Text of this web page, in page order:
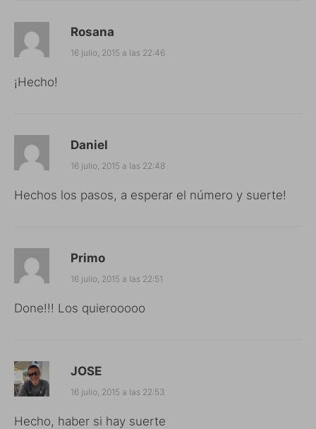
Rosana
16 julio, 2015 a las 22:46
¡Hecho!
Daniel
16 julio, 2015 a las 22:48
Hechos los pasos, a esperar el número y suerte!
Primo
16 julio, 2015 a las 22:51
Done!!! Los quierooooo
JOSE
16 julio, 2015 a las 22:53
Hecho, haber si hay suerte